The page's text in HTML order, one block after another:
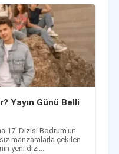
Yayın Günü Belli
17' Dizisi Bodrum'un
manzaralarla çekilen
yeni dizi...